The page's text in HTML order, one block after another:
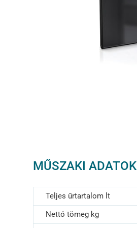
MŰSZAKI ADATOK
Teljes űrtartalom lt
Nettó tömeg kg